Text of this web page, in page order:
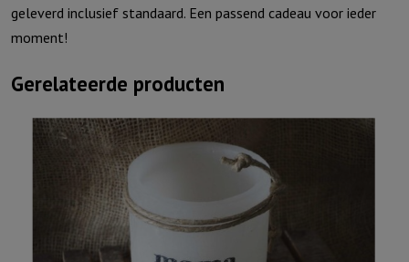
geleverd inclusief standaard. Een passend cadeau voor ieder
moment!
Gerelateerde producten